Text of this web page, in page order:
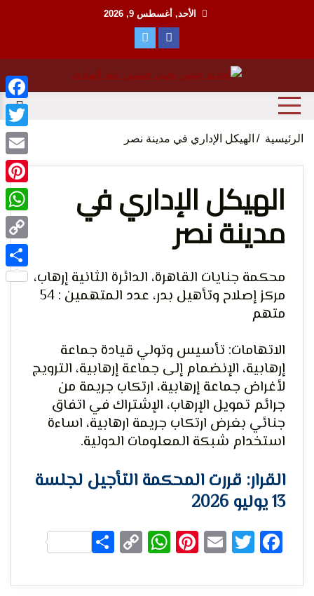
الأحد, أغسطس 9, 2026
الحق
لحرية
الرأي
منظمة حقوقية مصرية تدافع عن حقوق الانسان
الرئيسية الهيكل الإداري في مدينة نصر
الهيكل الإداري في
مدينة نصر
محكمة جنايات القاهرة، الدائرة الثانية إرهاب،
مركز إصلاح وتأهيل بدر، عدد المتهمين : 54
متهم
الاتهامات: تأسيس وتولي قيادة جماعة
إرهابية، الإنضمام إلى جماعة إرهابية، الترويج
لأغراض جماعة إرهابية، ارتكاب جريمة من
جرائم تمويل الإرهاب، الإشتراك في اتفاق
جنائي بغرض ارتكاب جريمة ارهابية، اساءة
استخدام شبكة المعلومات الدولية.
القرار: قررت المحكمة التأجيل لجلسة
13 يوليو 2026
Facebook
Twitter
Email
Pinterest
WhatsApp
Copy
Share
Email
Copy
Link